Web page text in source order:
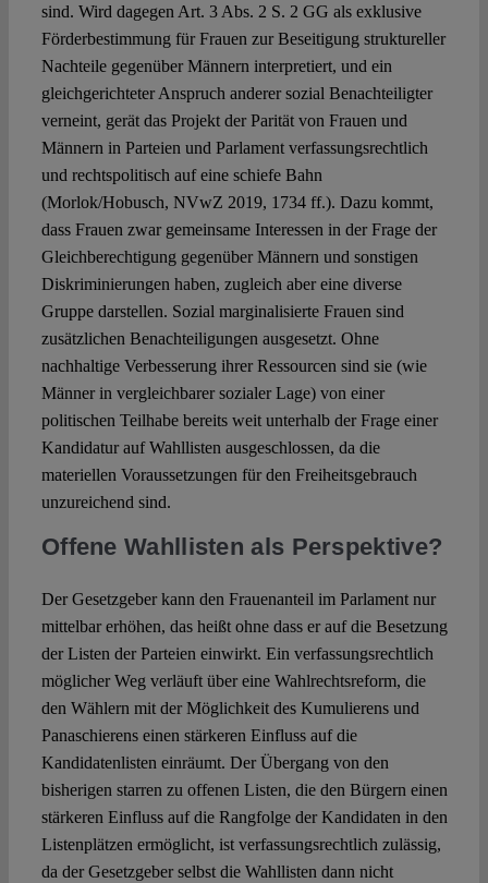
sind. Wird dagegen Art. 3 Abs. 2 S. 2 GG als exklusive
Förderbestimmung für Frauen zur Beseitigung struktureller
Nachteile gegenüber Männern interpretiert, und ein
gleichgerichteter Anspruch anderer sozial Benachteiligter
verneint, gerät das Projekt der Parität von Frauen und
Männern in Parteien und Parlament verfassungsrechtlich
und rechtspolitisch auf eine schiefe Bahn
(Morlok/Hobusch, NVwZ 2019, 1734 ff.). Dazu kommt,
dass Frauen zwar gemeinsame Interessen in der Frage der
Gleichberechtigung gegenüber Männern und sonstigen
Diskriminierungen haben, zugleich aber eine diverse
Gruppe darstellen. Sozial marginalisierte Frauen sind
zusätzlichen Benachteiligungen ausgesetzt. Ohne
nachhaltige Verbesserung ihrer Ressourcen sind sie (wie
Männer in vergleichbarer sozialer Lage) von einer
politischen Teilhabe bereits weit unterhalb der Frage einer
Kandidatur auf Wahllisten ausgeschlossen, da die
materiellen Voraussetzungen für den Freiheitsgebrauch
unzureichend sind.
Offene Wahllisten als Perspektive?
Der Gesetzgeber kann den Frauenanteil im Parlament nur
mittelbar erhöhen, das heißt ohne dass er auf die Besetzung
der Listen der Parteien einwirkt. Ein verfassungsrechtlich
möglicher Weg verläuft über eine Wahlrechtsreform, die
den Wählern mit der Möglichkeit des Kumulierens und
Panaschierens einen stärkeren Einfluss auf die
Kandidatenlisten einräumt. Der Übergang von den
bisherigen starren zu offenen Listen, die den Bürgern einen
stärkeren Einfluss auf die Rangfolge der Kandidaten in den
Listenplätzen ermöglicht, ist verfassungsrechtlich zulässig,
da der Gesetzgeber selbst die Wahllisten dann nicht